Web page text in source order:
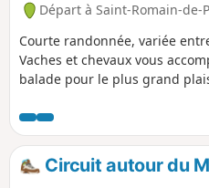
Départ à Saint-Romain-de-
Courte randonnée, variée
Vaches et chevaux vous
balade pour le plus grand
Circuit autour du